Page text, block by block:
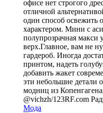
офисе нет строгого
отличной
один способ освежить
характером. Мини с
полупрозрачная макси
верх.Главное, вам не
гардероб. Иногда
принтом, надеть
добавить жакет
эти небольшие детали
модниц из
@vichzh/123RF.com
Мода